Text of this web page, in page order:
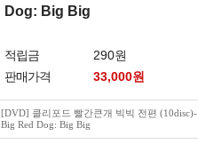
Dog: Big Big
적립금
290원
판매가격
33,000원
[DVD] 클리포드 빨간큰개 빅빅 전편
Big Red Dog: Big Big